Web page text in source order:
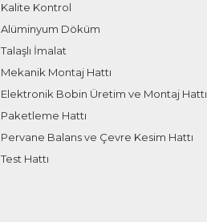
Kalite Kontrol
Alüminyum Döküm
Talaşlı İmalat
Mekanik Montaj Hattı
Elektronik Bobin Üretim ve Montaj Hattı
Paketleme Hattı
Pervane Balans ve Çevre Kesim Hattı
Test Hattı